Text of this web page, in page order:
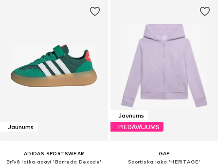
Jaunums
ADIDAS SPORTSWEAR
Brīvā laika apavi 'Barreda Decode'
Jaunums
PIEDĀVĀJUMS
GAP
Sportiska jaka 'HERITAGE'